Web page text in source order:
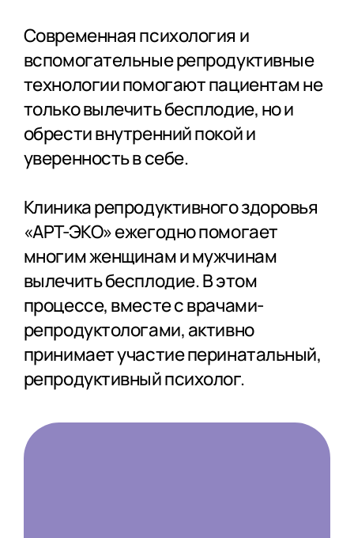
Современная психология и
вспомогательные репродуктивные
технологии помогают пациентам не
только вылечить бесплодие, но и
обрести внутренний покой и
уверенность в себе.
Клиника репродуктивного здоровья
«АРТ-ЭКО» ежегодно помогает
многим женщинам и мужчинам
вылечить бесплодие. В этом
процессе, вместе с врачами-
репродуктологами, активно
принимает участие перинатальный,
репродуктивный психолог.